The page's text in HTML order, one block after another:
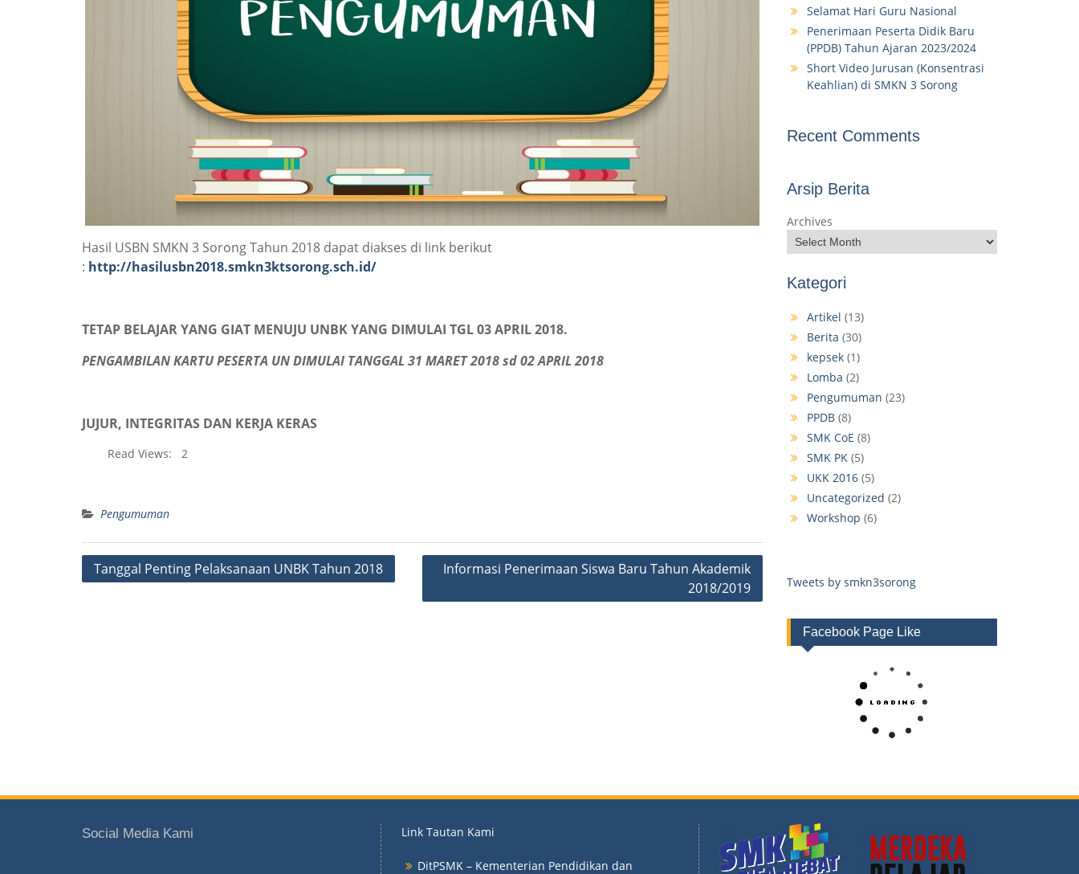
Hasil USBN SMKN 3 Sorong Tahun 2018 dapat diakses di link berikut
: http://hasilusbn2018.smkn3ktsorong.sch.id/
TETAP BELAJAR YANG GIAT MENUJU UNBK YANG DIMULAI TGL 03 APRIL 2018.
PENGAMBILAN KARTU PESERTA UN DIMULAI TANGGAL 31 MARET 2018 sd 02 APRIL 2018
JUJUR, INTEGRITAS DAN KERJA KERAS
Read Views: 2
Pengumuman
Post
Tanggal Penting Pelaksanaan UNBK Tahun 2018
Informasi Penerimaan Siswa Baru Tahun Akademik
2018/2019
Selamat Hari Guru Nasional
Penerimaan Peserta Didik Baru
(PPDB) Tahun Ajaran 2023/2024
Short Video Jurusan (Konsentrasi
Keahlian) di SMKN 3 Sorong
Recent Comments
Arsip Berita
Archives
Kategori
Artikel (13)
Berita (30)
kepsek(1)
Lomba (2)
Pengumuman (23)
PPDB(8)
SMK CoE (8)
SMK PK(5)
UKK 2016(5)
Uncategorized (2)
Workshop (6)
Tweets by smkn3sorong
Facebook Page Like
Social Media Kami Link Tautan Kami
DitPSMK – Kementerian Pendidikan dan